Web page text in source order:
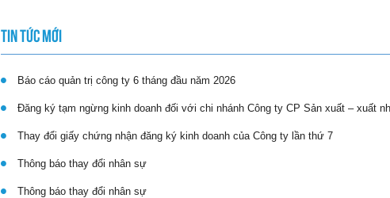
TIN TỨC MỚI
Báo cáo quản trị công ty 6 tháng đầu năm 2026
Đăng ký tạm ngừng kinh doanh đối với chi nhánh Công ty CP Sản xuất – xuất
Thay đổi giấy chứng nhận đăng ký kinh doanh của Công ty lần thứ 7
Thông báo thay đổi nhân sự
Thông báo thay đổi nhân sự